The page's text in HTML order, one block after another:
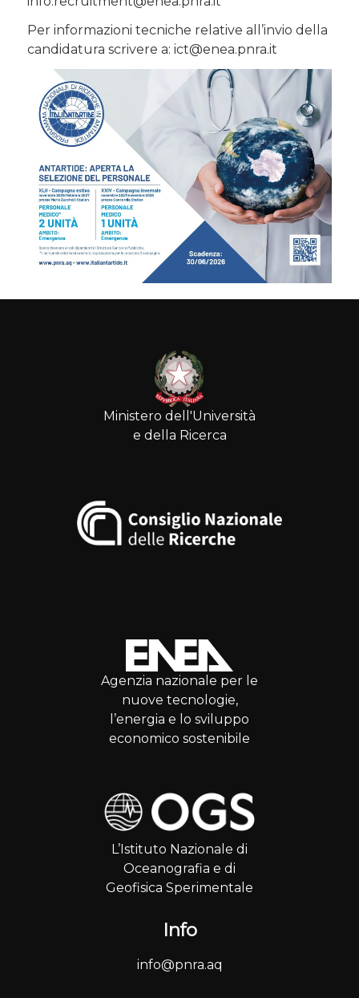
Per informazioni tecniche relative all’invio della
candidatura scrivere a: ict@enea.pnra.it
Ministero dell'Università
e della Ricerca
Agenzia nazionale per le
nuove tecnologie,
l’energia e lo sviluppo
economico sostenibile
L’Istituto Nazionale di
Oceanografia e di
Geofisica Sperimentale
Info
info@pnra.aq